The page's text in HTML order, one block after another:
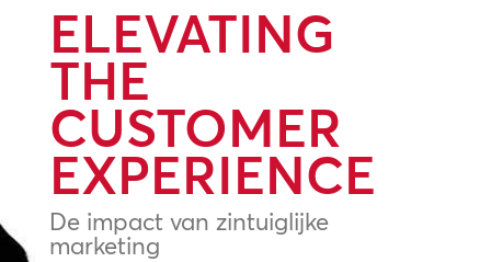
ELEVATING
THE
CUSTOMER
EXPERIENCE
De impact van zintuiglijke
marketing